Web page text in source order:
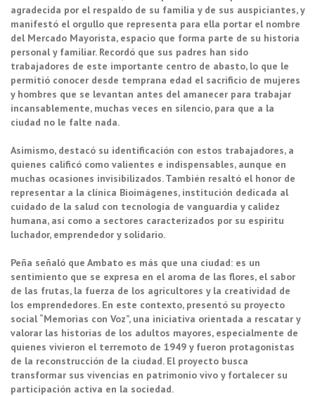
agradecida por el respaldo de su familia y de sus auspiciantes, y
manifestó el orgullo que representa para ella portar el nombre
del Mercado Mayorista, espacio que forma parte de su historia
personal y familiar. Recordó que sus padres han sido
trabajadores de este importante centro de abasto, lo que le
permitió conocer desde temprana edad el sacrificio de mujeres
y hombres que se levantan antes del amanecer para trabajar
incansablemente, muchas veces en silencio, para que a la
ciudad no le falte nada.
Asimismo, destacó su identificación con estos trabajadores, a
quienes calificó como valientes e indispensables, aunque en
muchas ocasiones invisibilizados. También resaltó el honor de
representar a la clínica Bioimágenes, institución dedicada al
cuidado de la salud con tecnología de vanguardia y calidez
humana, así como a sectores caracterizados por su espíritu
luchador, emprendedor y solidario.
Peña señaló que Ambato es más que una ciudad: es un
sentimiento que se expresa en el aroma de las flores, el sabor
de las frutas, la fuerza de los agricultores y la creatividad de
los emprendedores. En este contexto, presentó su proyecto
social “Memorias con Voz”, una iniciativa orientada a rescatar y
valorar las historias de los adultos mayores, especialmente de
quienes vivieron el terremoto de 1949 y fueron protagonistas
de la reconstrucción de la ciudad. El proyecto busca
transformar sus vivencias en patrimonio vivo y fortalecer su
participación activa en la sociedad.